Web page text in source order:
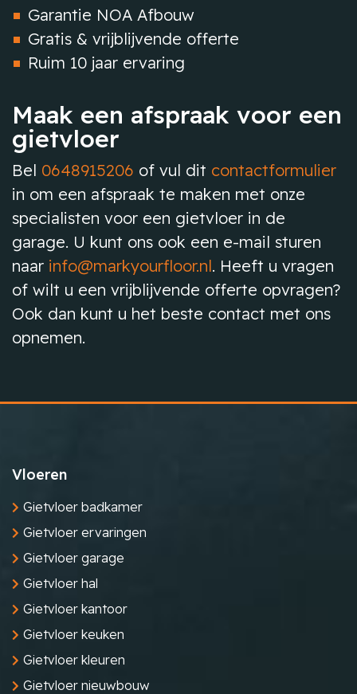
Garantie NOA Afbouw
Gratis & vrijblijvende offerte
Ruim 10 jaar ervaring
Maak een afspraak voor een
gietvloer
Bel 0648915206 of vul dit contactformulier
in om een afspraak te maken met onze
specialisten voor een gietvloer in de
garage. U kunt ons ook een e-mail sturen
naar info@markyourfloor.nl. Heeft u vragen
of wilt u een vrijblijvende offerte opvragen?
Ook dan kunt u het beste contact met ons
opnemen.
Vloeren
Gietvloer badkamer
Gietvloer ervaringen
Gietvloer garage
Gietvloer hal
Gietvloer kantoor
Gietvloer keuken
Gietvloer kleuren
Gietvloer nieuwbouw